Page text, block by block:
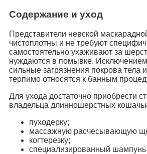
Содержание и уход
Представители невской
чистоплотны и не требуют
самостоятельно ухаживают за
нуждаются в помывке.
сильные загрязнения покрова тела
терпимо относятся к банным
Для ухода достаточно приобрести
владельца длинношерстных
пуходерку;
массажную расчесывающую
когтерезку;
специализированный шампунь